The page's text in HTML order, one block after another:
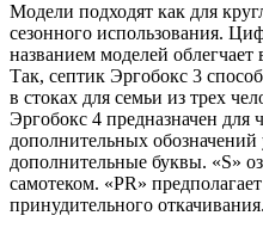
Модели подходят как для
сезонного использования.
названием моделей
Так, септик Эргобокс 3
в стоках для семьи из трех
Эргобокс 4 предназначен для
дополнительных
дополнительные буквы. «S»
самотеком. «PR»
принудительного откачивания.